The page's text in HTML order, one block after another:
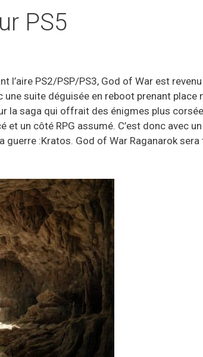
PS5
PS2/PSP/PS3, God of War est
suite déguisée en reboot prenant place
la saga qui offrait des énigmes plus
et un côté RPG assumé. C’est donc avec
:Kratos. God of War Raganarok sera